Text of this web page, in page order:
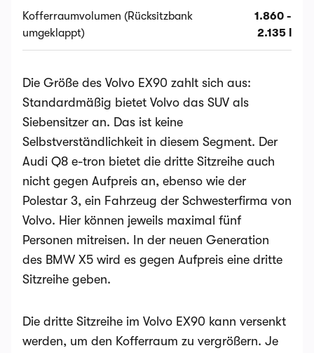
Kofferraumvolumen (Rücksitzbank
umgeklappt)
1.860 -
2.135 l
Die Größe des Volvo EX90 zahlt sich aus:
Standardmäßig bietet Volvo das SUV als
Siebensitzer an. Das ist keine
Selbstverständlichkeit in diesem Segment. Der
Audi Q8 e-tron bietet die dritte Sitzreihe auch
nicht gegen Aufpreis an, ebenso wie der
Polestar 3, ein Fahrzeug der Schwesterfirma von
Volvo. Hier können jeweils maximal fünf
Personen mitreisen. In der neuen Generation
des BMW X5 wird es gegen Aufpreis eine dritte
Sitzreihe geben.
Die dritte Sitzreihe im Volvo EX90 kann versenkt
werden, um den Kofferraum zu vergrößern. Je